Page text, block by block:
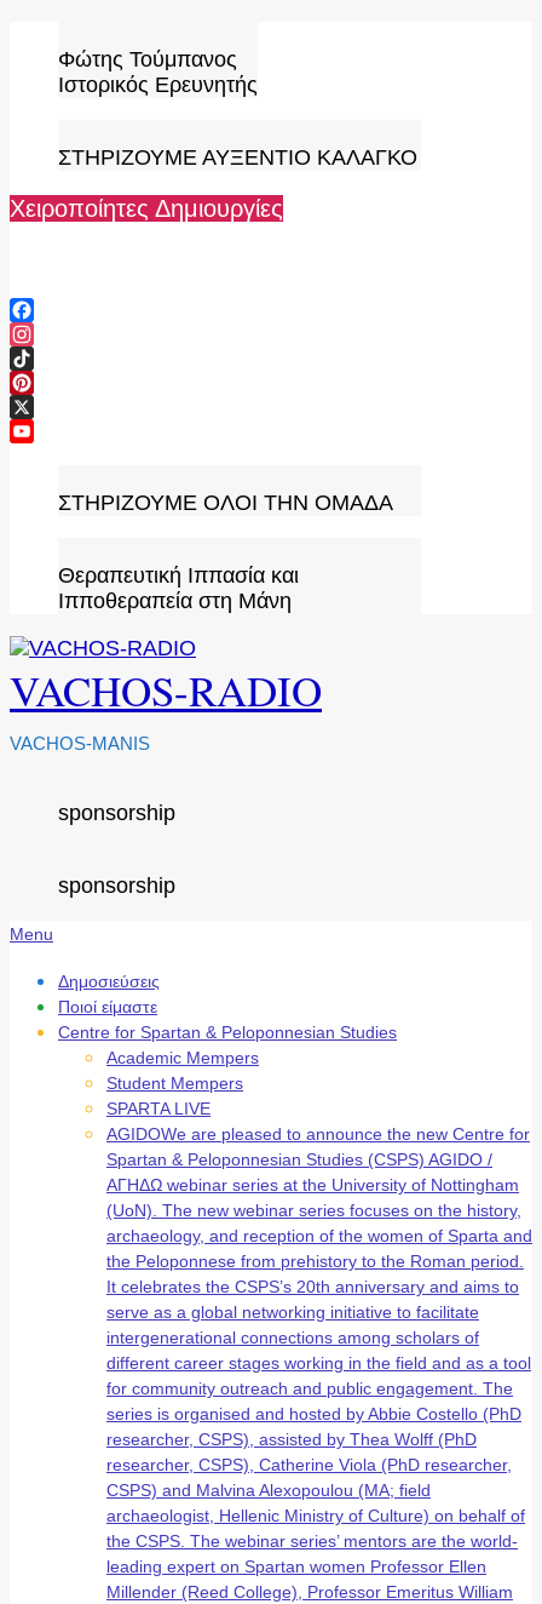
content
Φώτης Τούμπανος
Ιστορικός Ερευνητής
ΣΤΗΡΙΖΟΥΜΕ ΑΥΞΕΝΤΙΟ ΚΑΛΑΓΚΟ
Χειροποίητες Δημιουργίες
Facebook
Instagram
TikTok
Pinterest
X
ΣΤΗΡΙΖΟΥΜΕ ΟΛΟΙ ΤΗΝ ΟΜΑΔΑ
Θεραπευτική Ιππασία και
Ιπποθεραπεία στη Μάνη
VACHOS-RADIO
VACHOS-MANIS
sponsorship
sponsorship
Secondary
Menu
Menu
Δημοσιεύσεις
Ποιοί είμαστε
Centre for Spartan & Peloponnesian Studies
Academic Mempers
Student Mempers
SPARTA LIVE
AGIDOWe are pleased to announce the new Centre for
Spartan & Peloponnesian Studies (CSPS) AGIDO /
ΑΓΗΔΩ webinar series at the University of Nottingham
(UoN). The new webinar series focuses on the history,
archaeology, and reception of the women of Sparta and
the Peloponnese from prehistory to the Roman period.
It celebrates the CSPS’s 20th anniversary and aims to
serve as a global networking initiative to facilitate
intergenerational connections among scholars of
different career stages working in the field and as a tool
for community outreach and public engagement. The
series is organised and hosted by Abbie Costello (PhD
researcher, CSPS), assisted by Thea Wolff (PhD
researcher, CSPS), Catherine Viola (PhD researcher,
CSPS) and Malvina Alexopoulou (MA; field
archaeologist, Hellenic Ministry of Culture) on behalf of
the CSPS. The webinar series’ mentors are the world-
leading expert on Spartan women Professor Ellen
Millender (Reed College), Professor Emeritus William